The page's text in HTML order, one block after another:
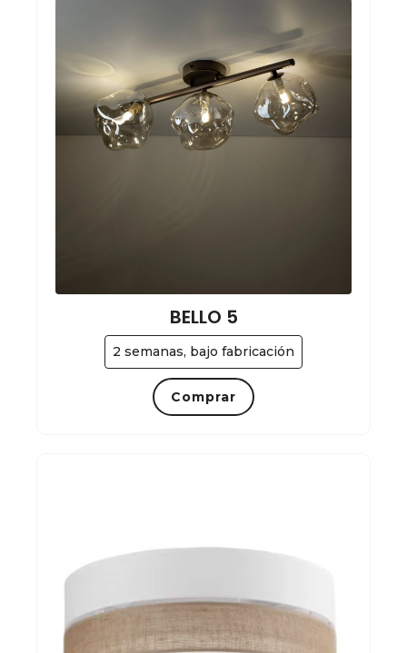
2 semanas, bajo fabricación
BELLO 5
Comprar